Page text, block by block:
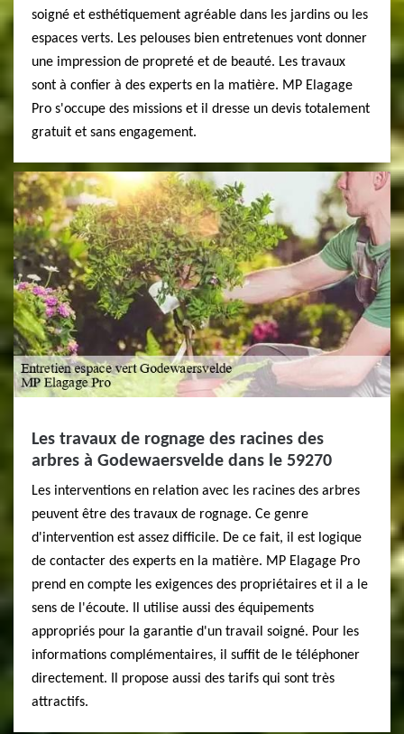
soigné et esthétiquement agréable dans les jardins ou les
espaces verts. Les pelouses bien entretenues vont donner
une impression de propreté et de beauté. Les travaux
sont à confier à des experts en la matière. MP Elagage
Pro s'occupe des missions et il dresse un devis totalement
gratuit et sans engagement.
Les travaux de rognage des racines des
arbres à Godewaersvelde dans le 59270
Les interventions en relation avec les racines des arbres
peuvent être des travaux de rognage. Ce genre
d'intervention est assez difficile. De ce fait, il est logique
de contacter des experts en la matière. MP Elagage Pro
prend en compte les exigences des propriétaires et il a le
sens de l'écoute. Il utilise aussi des équipements
appropriés pour la garantie d'un travail soigné. Pour les
informations complémentaires, il suffit de le téléphoner
directement. Il propose aussi des tarifs qui sont très
attractifs.